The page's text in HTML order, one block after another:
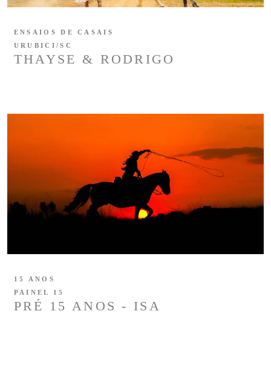
THAYSE & RODRIGO
ENSAIOS DE CASAIS
URUBICI/SC
PRÉ 15 ANOS - ISA
15 ANOS
PAINEL 15